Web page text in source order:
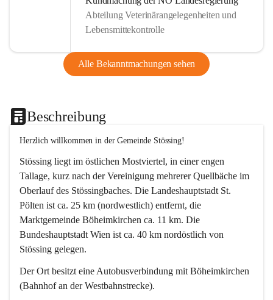
Abteilung Veterinärangelegenheiten und
Lebensmittekontrolle
Alle Bekanntmachungen sehen
Beschreibung
Herzlich willkommen in der Gemeinde Stössing!
Stössing liegt im östlichen Mostviertel, in einer engen
Tallage, kurz nach der Vereinigung mehrerer Quellbäche im
Oberlauf des Stössingbaches. Die Landeshauptstadt St.
Pölten ist ca. 25 km (nordwestlich) entfernt, die
Marktgemeinde Böheimkirchen ca. 11 km. Die
Bundeshauptstadt Wien ist ca. 40 km nordöstlich von
Stössing gelegen.
Der Ort besitzt eine Autobusverbindung mit Böheimkirchen
(Bahnhof an der Westbahnstrecke).